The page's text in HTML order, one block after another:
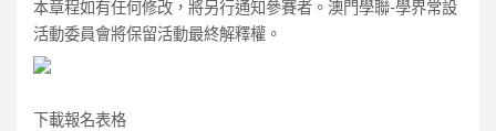
本章程如有任何修改，將另行通知參賽者。澳門學聯-學界常設
活動委員會將保留活動最終解釋權。
下載報名表格